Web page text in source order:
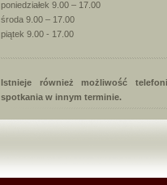
poniedziałek 9.00 – 17.00
środa 9.00 – 17.00
piątek 9.00 - 17.00
Istnieje również możliwość
spotkania w innym terminie.